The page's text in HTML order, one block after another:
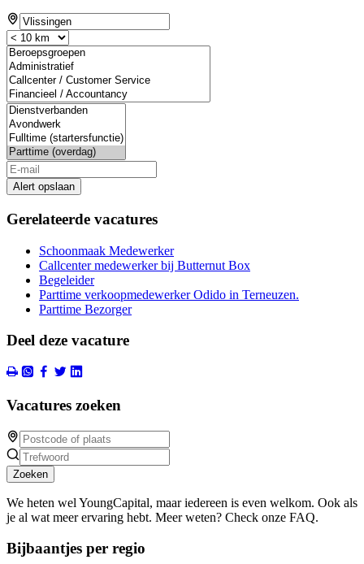
Alert opslaan
Gerelateerde vacatures
Schoonmaak Medewerker
Callcenter medewerker bij Butternut Box
Begeleider
Parttime verkoopmedewerker Odido in Terneuzen.
Parttime Bezorger
Deel deze vacature
Vacatures zoeken
Zoeken
We heten wel YoungCapital, maar iedereen is even welkom. Ook als
je al wat meer ervaring hebt. Meer weten? Check onze FAQ.
Bijbaantjes per regio